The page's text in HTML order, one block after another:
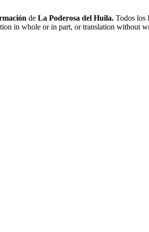
de La Poderosa del Huila. Todos los
in whole or in part, or translation without